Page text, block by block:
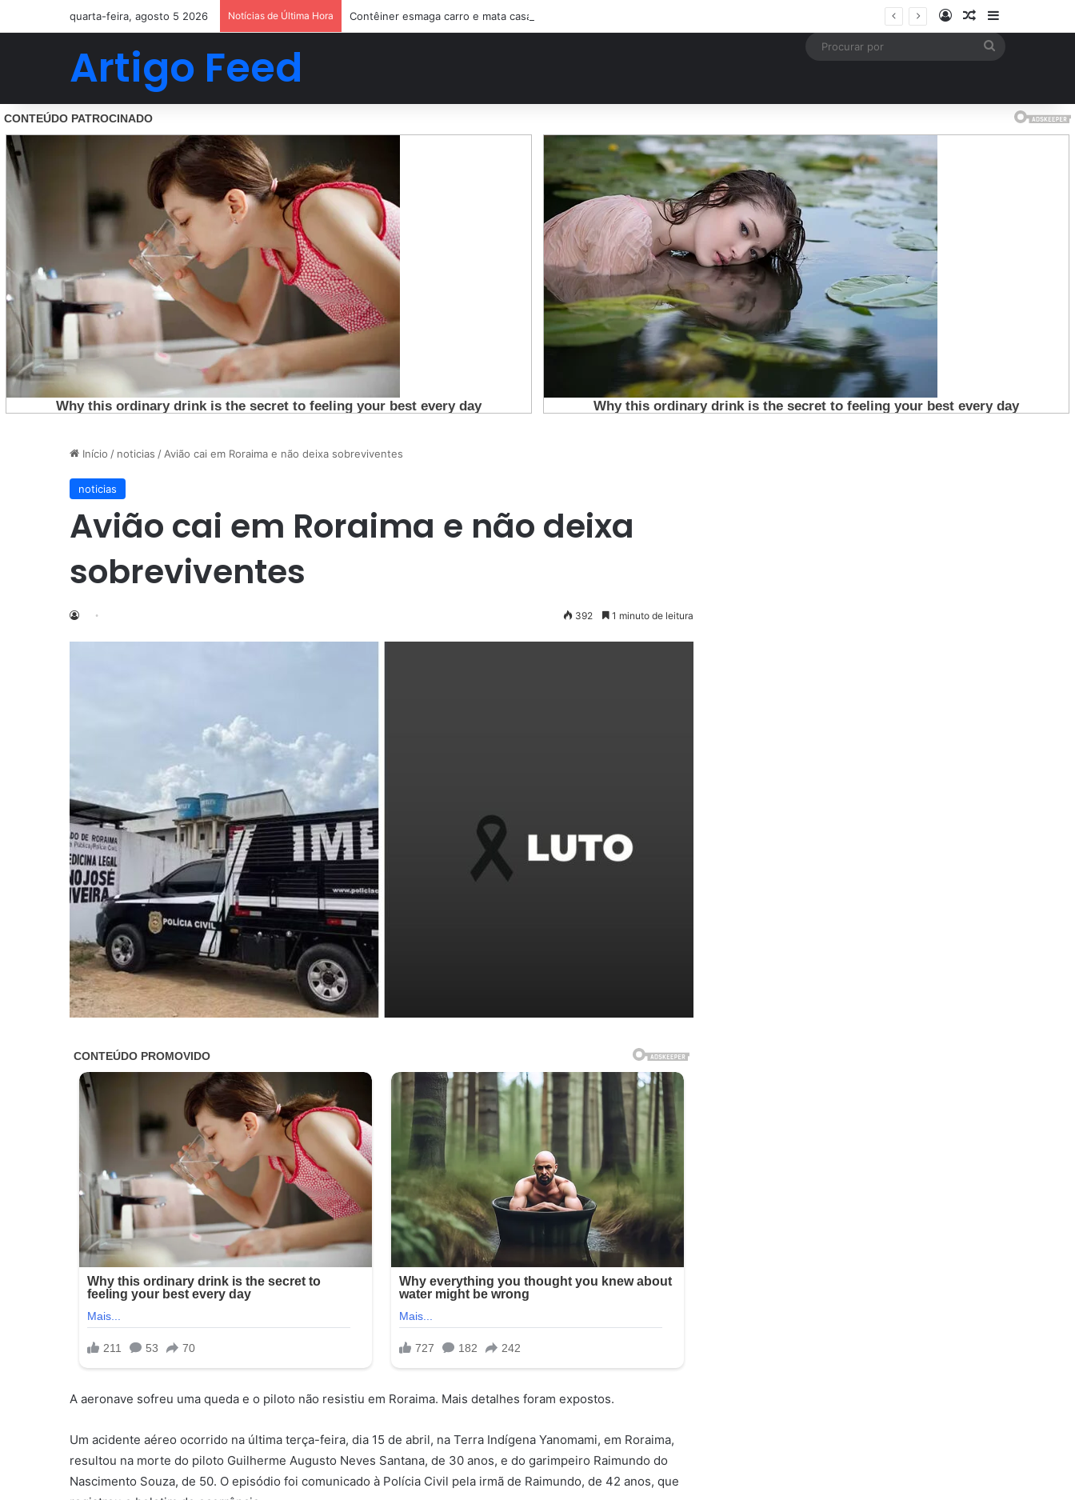
quarta-feira, agosto 5 2026 Notícias de Última Hora Contêiner esmaga carro e mata casal na BR-470; filho sobreviveu…Ver mais EntrarArtigo aleatório
Barra Lateral
Artigo Feed
Início / noticias / Avião cai em Roraima e não deixa sobreviventes
noticias
Avião cai em Roraima e não deixa
sobreviventes
392 1 minuto de leitura
A aeronave sofreu uma queda e o piloto não resistiu em Roraima. Mais detalhes foram expostos.
Um acidente aéreo ocorrido na última terça-feira, dia 15 de abril, na Terra Indígena Yanomami, em Roraima,
resultou na morte do piloto Guilherme Augusto Neves Santana, de 30 anos, e do garimpeiro Raimundo do
Nascimento Souza, de 50. O episódio foi comunicado à Polícia Civil pela irmã de Raimundo, de 42 anos, que